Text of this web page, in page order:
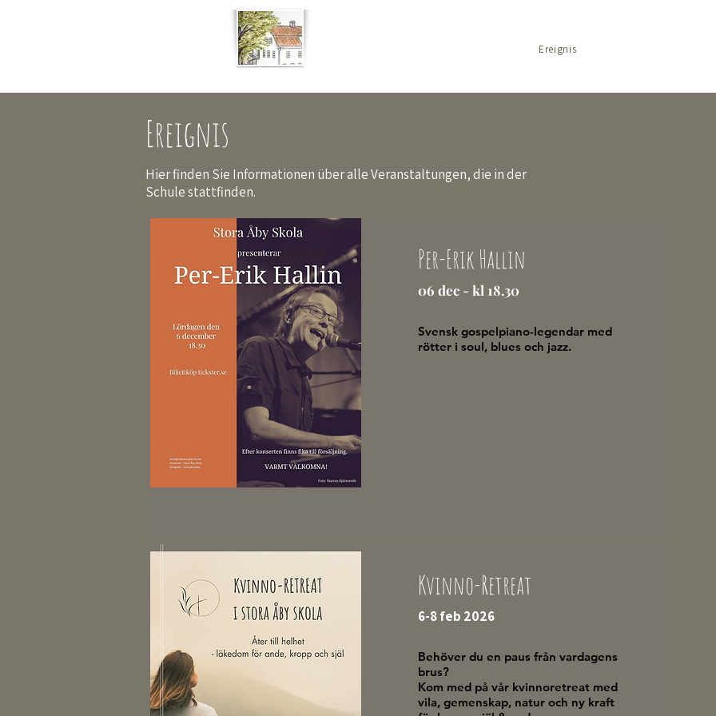
Ereignis
Ereignis
Hier finden Sie Informationen über alle Veranstaltungen, die in der
Schule stattfinden.
Per-Erik Hallin
06 dec - kl 18.30
Svensk gospelpiano-legendar med
rötter i soul, blues och jazz.
Kvinno-Retreat
6-8 feb 2026
Behöver du en paus från vardagens
brus?
Kom med på vår kvinnoretreat med
vila, gemenskap, natur och ny kraft